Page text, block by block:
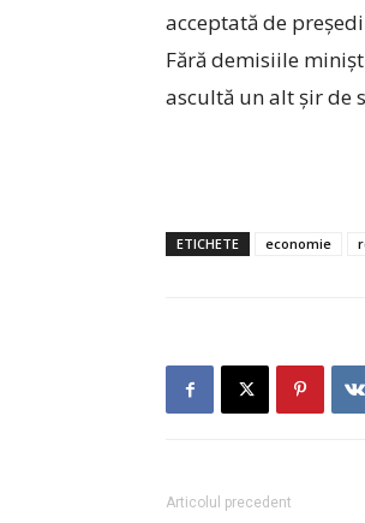
acceptată de
Fără demisiile
ascultă un alt șir de
ETICHETE economie
Articolul precedent